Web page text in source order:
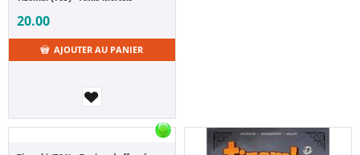
20.00
AJOUTER AU PANIER